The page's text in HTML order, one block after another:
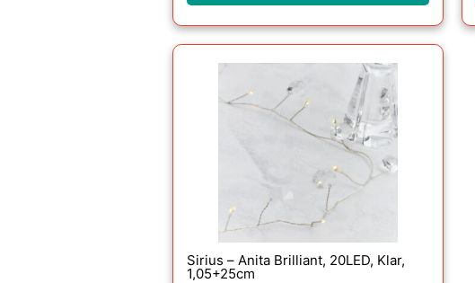
Sirius – Anita Brilliant, 20LED, Klar,
1,05+25cm